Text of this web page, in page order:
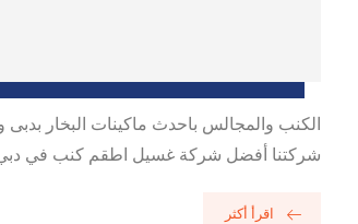
الكنب والمجالس باحدث ماكينات البخار
شركتنا أفضل شركة غسيل اطقم كنب في دبي
اقرأ أكثر